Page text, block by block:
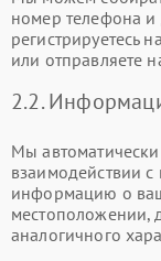
номер телефона и
регистрируетесь
или отправляете
2.2.
Мы
взаимодействии
информацию о
местоположении,
аналогичного